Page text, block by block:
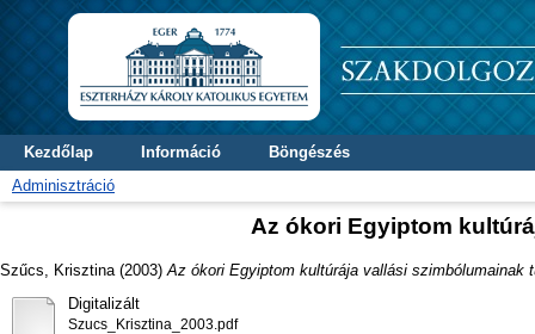
Kezdőlap Információ
Böngészés
Adminisztráció
Az ókori Egyiptom
Szűcs, Krisztina (2003) Az ókori Egyiptom kultúrája vallási szimbólumainak
Digitalizált
Szucs_Krisztina_2003.pdf